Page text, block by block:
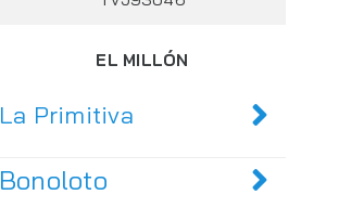
EL MILLÓN
La Primitiva
Bonoloto